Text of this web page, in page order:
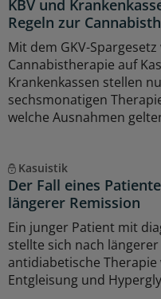
KBV und
Regeln zur
Mit dem GKV-
Cannabistherapie auf
Krankenkassen stellen
sechsmonatigen
welche Ausnahmen
Kasuistik
Der Fall eines
längerer Remission
Ein junger Patient mit
stellte sich nach
antidiabetische
Entgleisung und